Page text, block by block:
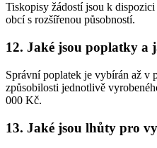
Tiskopisy žádostí jsou k
obcí s rozšířenou působností.
12. Jaké jsou poplatky a
Správní poplatek je vybírán až v
způsobilosti jednotlivě
000 Kč.
13. Jaké jsou lhůty pro